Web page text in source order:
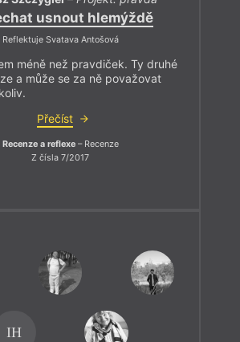
volby vyhraje některý z českých
chtít po americkém vzoru jako
věcí zrušit grantovou podporu
a humanitních věd“.
jsem hluboce rozhořčen!
usnout hlemýždě
Reflektuje Svatava Antošová
méně než pravdiček. Ty druhé
a může se za ně považovat
Přečíst
Recenze a reflexe– Recenze
Z čísla 7/2017
IH